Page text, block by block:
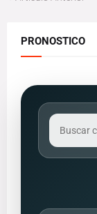
PRONOSTICO